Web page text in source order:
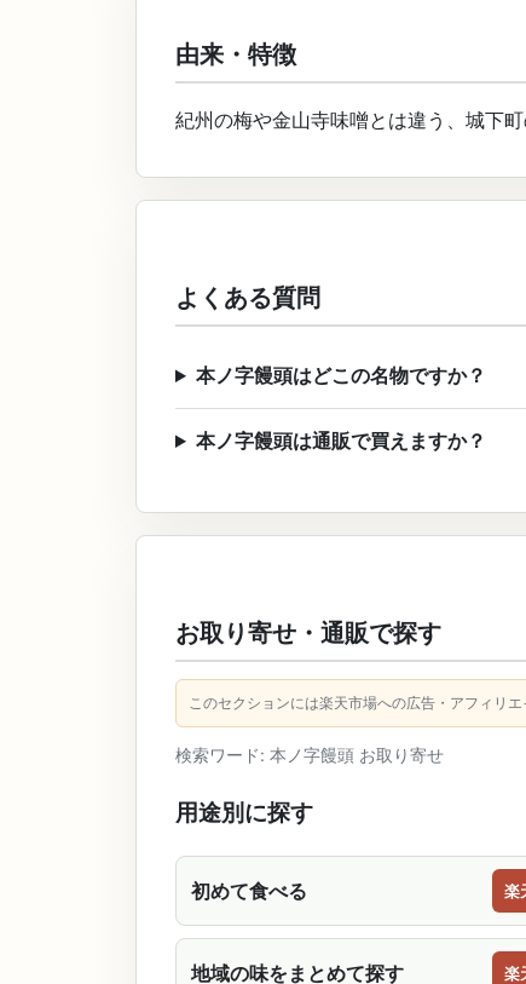
由来・特徴
紀州の梅や金山寺味噌とは違う、城下
よくある質問
本ノ字饅頭はどこの名物ですか？
本ノ字饅頭は通販で買えますか？
お取り寄せ・通販で探す
このセクションには楽天市場への広告・アフィリエ
検索ワード: 本ノ字饅頭 お取り寄せ
用途別に探す
初めて食べる 楽
地域の味をまとめて探す 楽